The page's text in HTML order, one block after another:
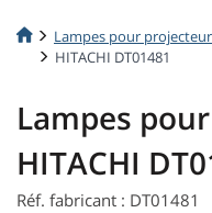
Lampes pour
HITACHI DT01481
Lampes
HITACHI
Réf. fabricant : DT01481